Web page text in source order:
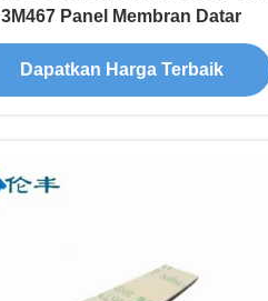
3M467 Panel Membran Datar
Dapatkan Harga Terbaik